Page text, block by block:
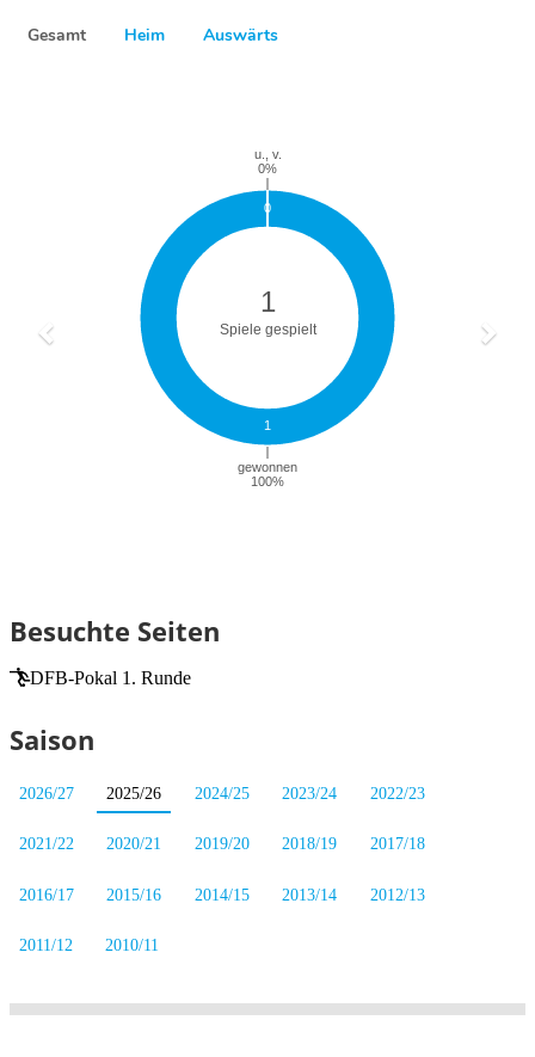
Gesamt Heim Auswärts
Besuchte Seiten
DFB-Pokal 1. Runde
Saison
2026/27 2025/26 2024/25 2023/24 2022/23
2021/22 2020/21 2019/20 2018/19 2017/18
2016/17 2015/16 2014/15 2013/14 2012/13
2011/12 2010/11